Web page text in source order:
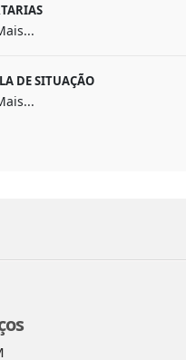
DE SITUAÇÃO